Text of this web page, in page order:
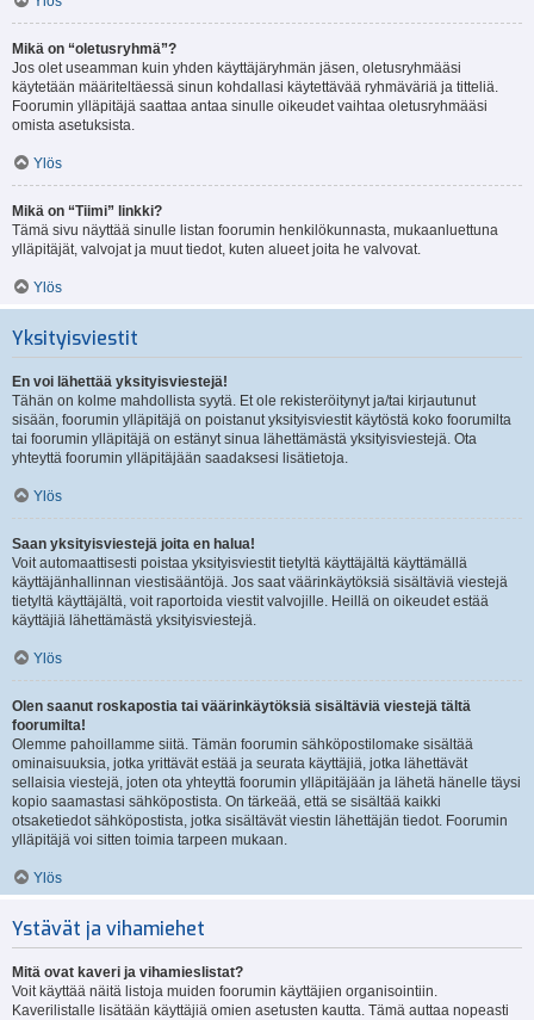
Mikä on “oletusryhmä”?
Jos olet useamman kuin yhden käyttäjäryhmän jäsen, oletusryhmääsi
käytetään määriteltäessä sinun kohdallasi käytettävää ryhmäväriä ja titteliä.
Foorumin ylläpitäjä saattaa antaa sinulle oikeudet vaihtaa oletusryhmääsi
omista asetuksista.
Ylös
Mikä on “Tiimi” linkki?
Tämä sivu näyttää sinulle listan foorumin henkilökunnasta, mukaanluettuna
ylläpitäjät, valvojat ja muut tiedot, kuten alueet joita he valvovat.
Ylös
Yksityisviestit
En voi lähettää yksityisviestejä!
Tähän on kolme mahdollista syytä. Et ole rekisteröitynyt ja/tai kirjautunut
sisään, foorumin ylläpitäjä on poistanut yksityisviestit käytöstä koko foorumilta
tai foorumin ylläpitäjä on estänyt sinua lähettämästä yksityisviestejä. Ota
yhteyttä foorumin ylläpitäjään saadaksesi lisätietoja.
Ylös
Saan yksityisviestejä joita en halua!
Voit automaattisesti poistaa yksityisviestit tietyltä käyttäjältä käyttämällä
käyttäjänhallinnan viestisääntöjä. Jos saat väärinkäytöksiä sisältäviä viestejä
tietyltä käyttäjältä, voit raportoida viestit valvojille. Heillä on oikeudet estää
käyttäjiä lähettämästä yksityisviestejä.
Ylös
Olen saanut roskapostia tai väärinkäytöksiä sisältäviä viestejä tältä
foorumilta!
Olemme pahoillamme siitä. Tämän foorumin sähköpostilomake sisältää
ominaisuuksia, jotka yrittävät estää ja seurata käyttäjiä, jotka lähettävät
sellaisia viestejä, joten ota yhteyttä foorumin ylläpitäjään ja lähetä hänelle täysi
kopio saamastasi sähköpostista. On tärkeää, että se sisältää kaikki
otsaketiedot sähköpostista, jotka sisältävät viestin lähettäjän tiedot. Foorumin
ylläpitäjä voi sitten toimia tarpeen mukaan.
Ylös
Ystävät ja vihamiehet
Mitä ovat kaveri ja vihamieslistat?
Voit käyttää näitä listoja muiden foorumin käyttäjien organisointiin.
Kaverilistalle lisätään käyttäjiä omien asetusten kautta. Tämä auttaa nopeasti